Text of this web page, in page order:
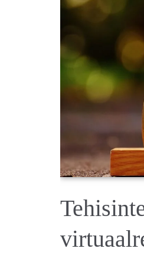
virtuaalreaalsus:
VKEde
eduvõtmed
digitaalsel
ajastul